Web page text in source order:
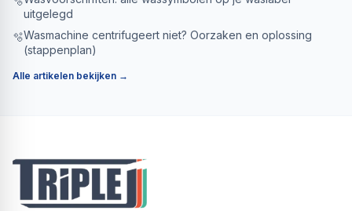
uitgelegd
🫧Wasmachine centrifugeert niet? Oorzaken en oplossing
(stappenplan)
Alle artikelen bekijken →